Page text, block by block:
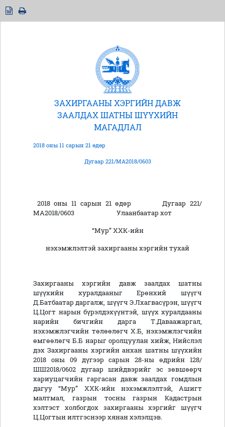
ЗАХИРГААНЫ ХЭРГИЙН ДАВЖ
ЗААЛДАХ ШАТНЫ ШҮҮХИЙН
МАГАДЛАЛ
2018 оны 11 сарын 21 өдөр
Дугаар 221/МА2018/0603
2018 оны 11 сарын 21 өдөр Дугаар 221/
МА2018/0603 Улаанбаатар хот
“Мур” ХХК-ийн
нэхэмжлэлтэй захиргааны хэргийн тухай
Захиргааны хэргийн давж заалдах шатны
шүүхийн хуралдааныг Ерөнхий шүүгч
Д.Батбаатар даргалж, шүүгч Э.Лхагвасүрэн, шүүгч
Ц.Цогт нарын бүрэлдэхүүнтэй, шүүх хуралдааны
нарийн бичгийн дарга Т.Даваажаргал,
нэхэмжлэгчийн төлөөлөгч Х.Б, нэхэмжлэгчийн
өмгөөлөгч Б.Б нарыг оролцуулан хийж, Нийслэл
дэх Захиргааны хэргийн анхан шатны шүүхийн
2018 оны 09 дүгээр сарын 28-ны өдрийн 128/
ШШ2018/0602 дугаар шийдвэрийг эс зөвшөөрч
хариуцагчийн гаргасан давж заалдах гомдлын
дагуу “Мур” ХХК-ийн нэхэмжлэлтэй, Ашигт
малтмал, газрын тосны газрын Кадастрын
хэлтэст холбогдох захиргааны хэргийг шүүгч
Ц.Цогтын илтгэснээр хянан хэлэлцэв.